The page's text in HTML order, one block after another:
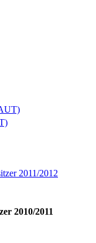
2011/2012
2010/2011